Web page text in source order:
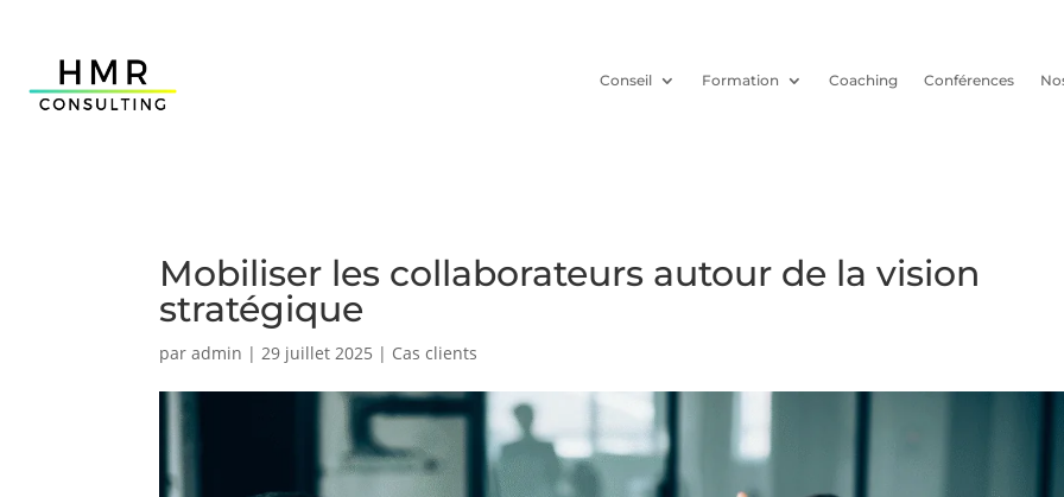
Conseil Formation Coaching Conférences
Mobiliser les collaborateurs autour de la vision
stratégique
paradmin | 29 juillet 2025 | Cas clients